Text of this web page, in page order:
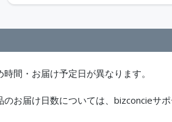
間・お届け予定日が異なります。
お届け日数については、bizconcieサ